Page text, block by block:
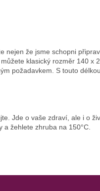
nejen že jsme schopni
klasický rozměr 140 x
požadavkem. S touto
Jde o vaše zdraví, ale i o
žehlete zhruba na 150°C.